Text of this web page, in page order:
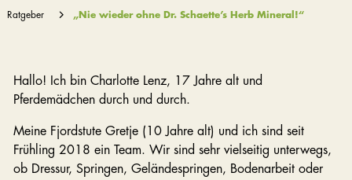
Ratgeber „Nie wieder ohne Dr. Schaette’s Herb Mineral!“
Hallo! Ich bin Charlotte Lenz, 17 Jahre alt und
Pferdemädchen durch und durch.
Meine Fjordstute Gretje (10 Jahre alt) und ich sind seit
Frühling 2018 ein Team. Wir sind sehr vielseitig unterwegs,
ob Dressur, Springen, Geländespringen, Bodenarbeit oder